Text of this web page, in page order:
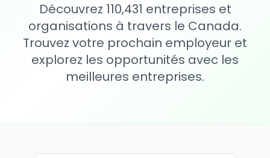
Découvrez 110,431 entreprises et
organisations à travers le Canada.
Trouvez votre prochain employeur et
explorez les opportunités avec les
meilleures entreprises.